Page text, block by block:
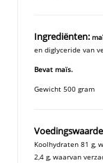
Ingrediënten:
en diglyceride van
Bevat maïs.
Gewicht 500 gram
Koolhydraten 81 g,
2,4 g, waarvan